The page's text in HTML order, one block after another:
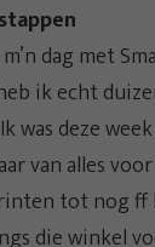
dag met
ik echt
was deze
van alles
tot nog ff
die winkel